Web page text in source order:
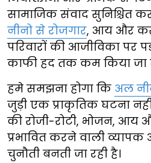
सामाजिक संवाद सुनिश्चित
नीनो से रोजगार, आय और
परिवारों की आजीविका पर
काफी हद तक कम किया जा
हमे समझना होगा कि अल
जुड़ी एक प्राकृतिक घटना
की रोजी-रोटी, भोजन, आय
प्रभावित करने वाली
चुनौती बनती जा रही है।